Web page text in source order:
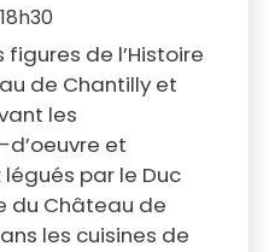
de l’Histoire
de Chantilly et
les
et
par le Duc
du Château de
les cuisines de